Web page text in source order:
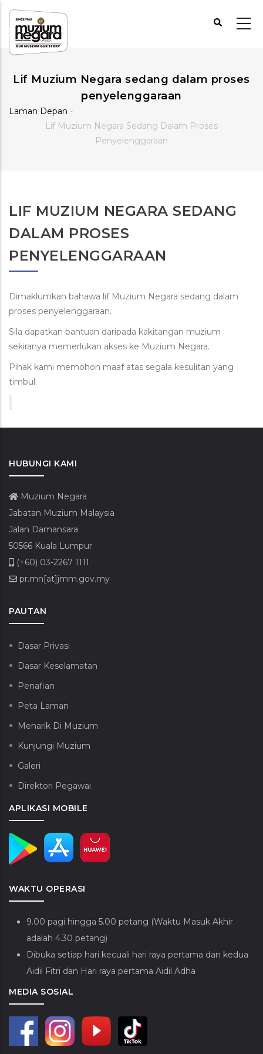
Langkau
kandungan
utama
Lif Muzium Negara sedang dalam proses
penyelenggaraan
Breadcrumb
Laman Depan -
Lif Muzium Negara Sedang Dalam Proses
Penyelenggaraan
LIF MUZIUM NEGARA SEDANG
DALAM PROSES
PENYELENGGARAAN
Dimaklumkan bahawa lif Muzium Negara sedang dalam
proses penyelenggaraan.
Sila dapatkan bantuan daripada kakitangan muzium
sekiranya memerlukan akses ke Muzium Negara.
Pihak kami memohon maaf atas segala kesulitan yang
timbul.
HUBUNGI KAMI
Muzium Negara
Jabatan Muzium Malaysia
Jalan Damansara
50566 Kuala Lumpur
(+60) 03-2267 1111
pr.mn[at]jmm.gov.my
PAUTAN
Dasar Privasi
Dasar Keselamatan
Penafian
Peta Laman
Menarik Di Muzium
Kunjungi Muzium
Galeri
Direktori Pegawai
APLIKASI MOBILE
WAKTU OPERASI
9.00 pagi hingga 5.00 petang (Waktu Masuk Akhir
adalah 4.30 petang)
Dibuka setiap hari kecuali hari raya pertama dan kedua
Aidil Fitri dan Hari raya pertama Aidil Adha
MEDIA SOSIAL